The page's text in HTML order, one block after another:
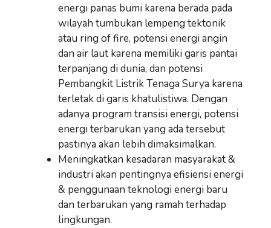
energi panas bumi karena berada pada
wilayah tumbukan lempeng tektonik
atau ring of fire, potensi energi angin
dan air laut karena memiliki garis pantai
terpanjang di dunia, dan potensi
Pembangkit Listrik Tenaga Surya karena
terletak di garis khatulistiwa. Dengan
adanya program transisi energi, potensi
energi terbarukan yang ada tersebut
pastinya akan lebih dimaksimalkan.
Meningkatkan kesadaran masyarakat &
industri akan pentingnya efisiensi energi
& penggunaan teknologi energi baru
dan terbarukan yang ramah terhadap
lingkungan.